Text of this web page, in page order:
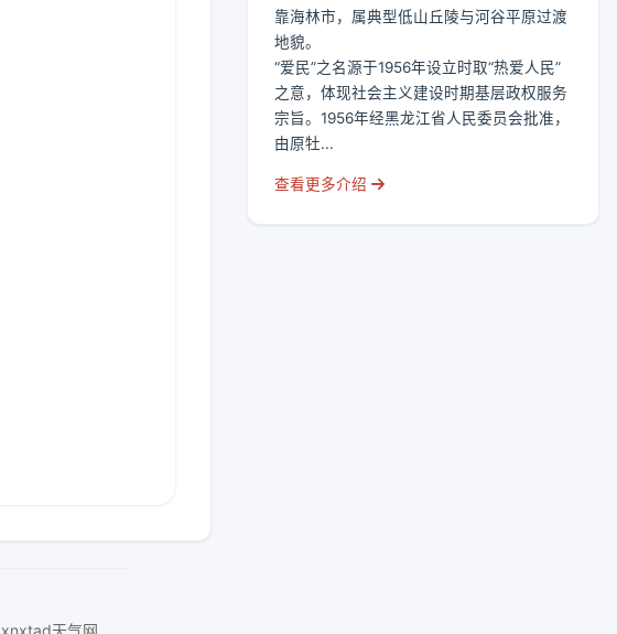
靠海林市，属典型低山丘陵与河谷平原过渡
地貌。
“爱民”之名源于1956年设立时取“热爱人民”
之意，体现社会主义建设时期基层政权服务
宗旨。1956年经黑龙江省人民委员会批准，
由原牡...
查看更多介绍
xnxtad天气网